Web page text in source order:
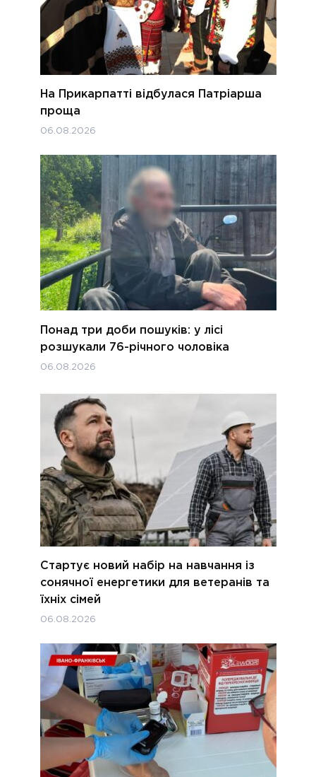
На Прикарпатті відбулася Патріарша
проща
06.08.2026
Понад три доби пошуків: у лісі
розшукали 76-річного чоловіка
06.08.2026
Стартує новий набір на навчання із
сонячної енергетики для ветеранів та
їхніх сімей
06.08.2026